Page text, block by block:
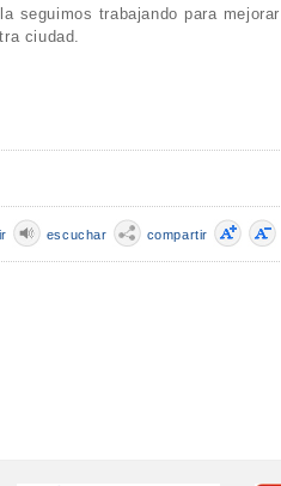
seguimos trabajando para mejorar
ciudad.
compartir
escuchar